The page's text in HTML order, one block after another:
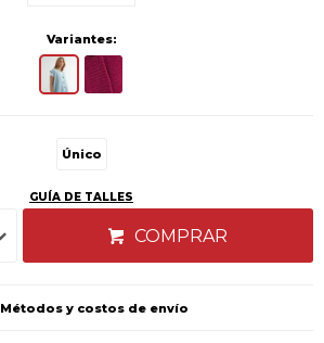
Variantes:
Único
GUÍA DE TALLES
COMPRAR
Métodos y costos de envío